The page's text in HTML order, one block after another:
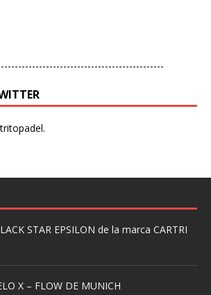
STAR EPSILON de la marca CARTRI
X – FLOW DE MUNICH